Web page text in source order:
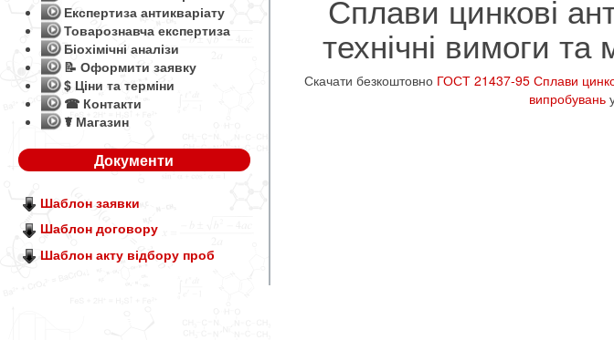
Сплави цинкові
технічні вимоги
Скачати безкоштовно ГОСТ 21437-95 Сплави
випробувань
Експертиза антикваріату
Товарознавча експертиза
Біохімічні аналізи
📝 Оформити заявку
$ Ціни та терміни
☎ Контакти
☤ Магазин
Документи
Шаблон заявки
Шаблон договору
Шаблон акту відбору проб